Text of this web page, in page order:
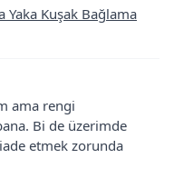
Kuşak Bağlama
ama rengi
Bi de üzerimde
etmek zorunda